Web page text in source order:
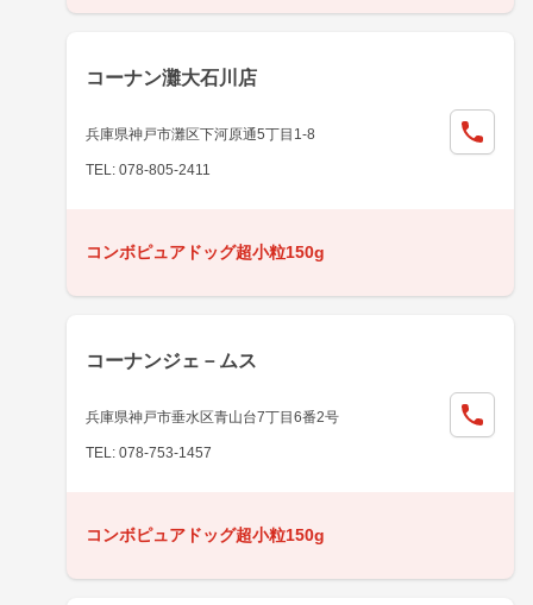
コーナン灘大石川店
兵庫県神戸市灘区下河原通5丁目1-8
TEL: 078-805-2411
コンボピュアドッグ超小粒150g
コーナンジェ－ムス
兵庫県神戸市垂水区青山台7丁目6番2号
TEL: 078-753-1457
コンボピュアドッグ超小粒150g